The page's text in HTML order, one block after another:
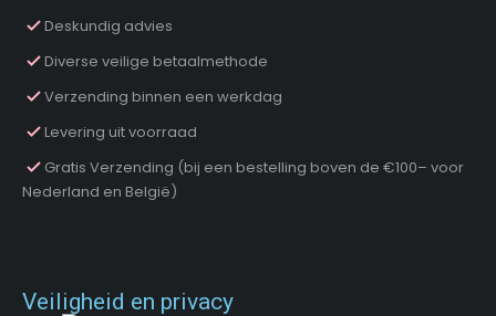
Deskundig advies
Diverse veilige betaalmethode
Verzending binnen een werkdag
Levering uit voorraad
Gratis Verzending (bij een bestelling boven de €100– voor
Nederland en België)
Veiligheid en privacy